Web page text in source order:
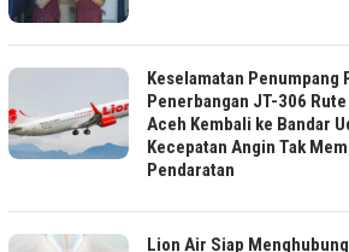
Keselamatan
Penerbangan JT-306
Aceh Kembali ke Bandar
Kecepatan Angin Tak
Pendaratan
Lion Air Siap